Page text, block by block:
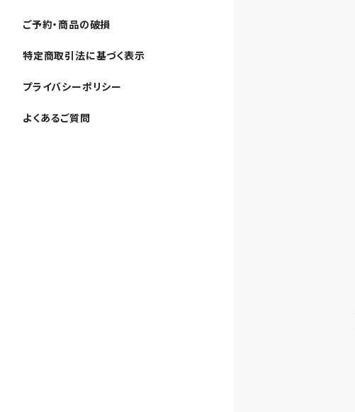
ご予約・商品の破損
特定商取引法に基づく表示
プライバシーポリシー
よくあるご質問